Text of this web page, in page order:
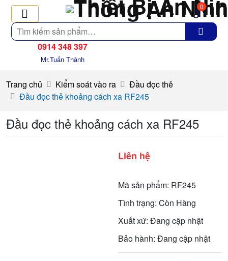
Tìm
kiếm
0
0914 348 397
Mr.Tuấn Thành
Trang chủ Kiểm soát vào ra
Đầu đọc thẻ
Đầu đọc thẻ khoảng cách xa RF245
Đầu đọc thẻ khoảng cách xa RF245
Liên hệ
Mã sản phẩm: RF245
Tình trạng: Còn Hàng
Xuất xứ: Đang cập nhật
Bảo hành: Đang cập nhật